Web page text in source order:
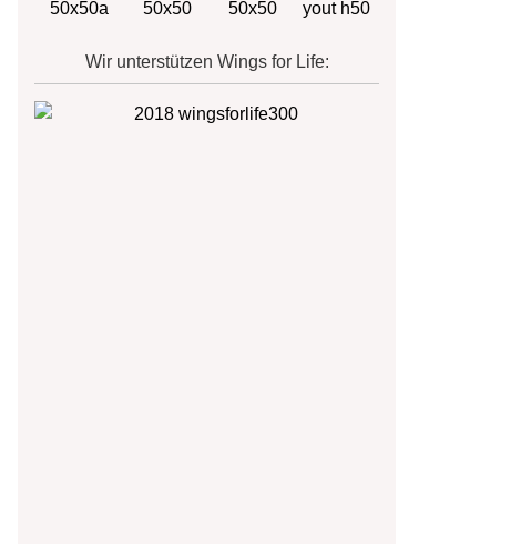
Wir unterstützen Wings for Life: